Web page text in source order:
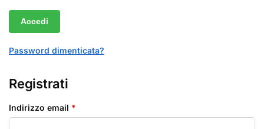
Accedi
Password dimenticata?
Registrati
Indirizzo email *